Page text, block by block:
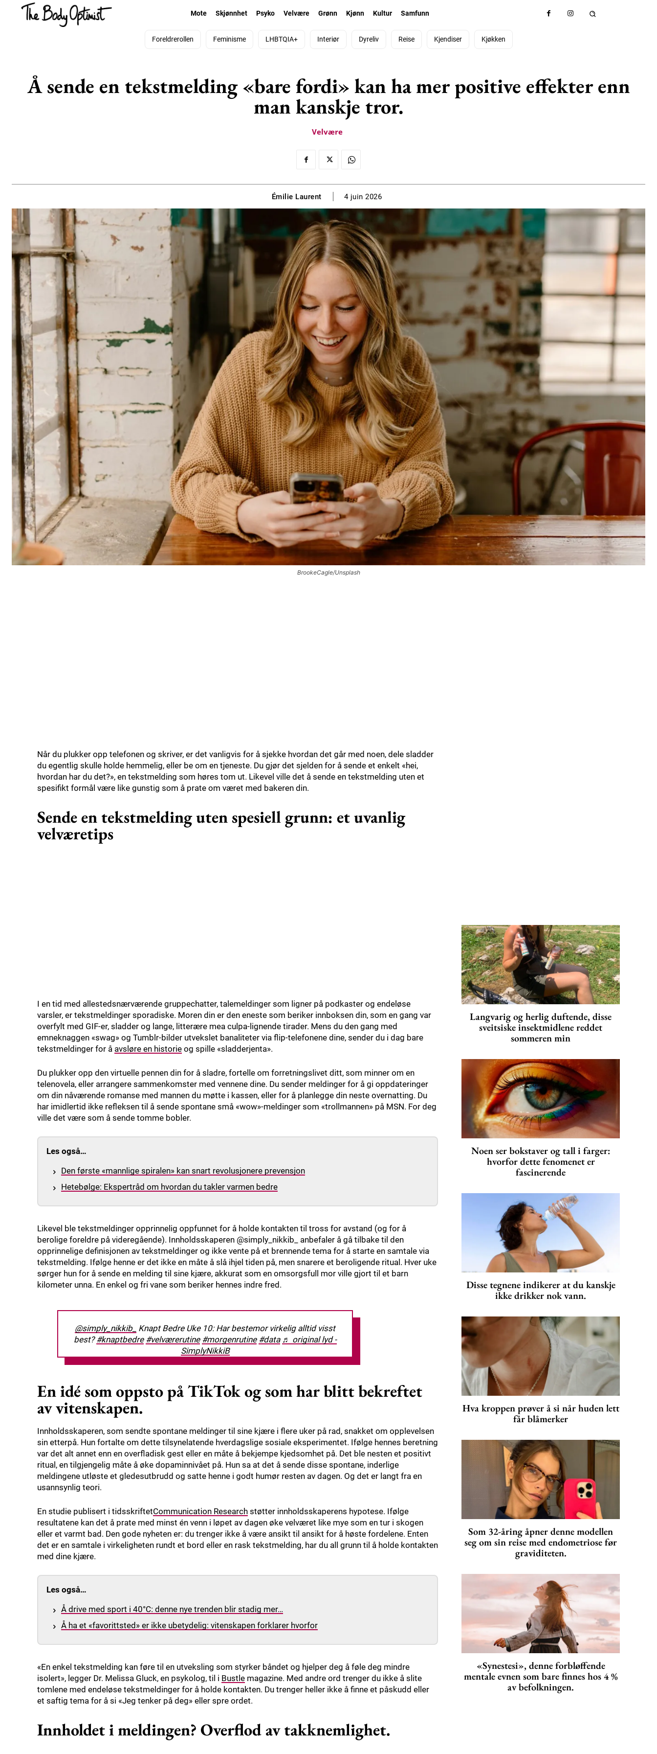
Mote Skjønnhet Psyko Velvære Grønn Kjønn Kultur Samfunn
Foreldrerollen Feminisme LHBTQIA+ Interiør Dyreliv Reise Kjendiser Kjøkken
Å sende en tekstmelding «bare fordi» kan ha mer positive effekter enn
man kanskje tror.
Velvære
Émilie Laurent 4 juin 2026
BrookeCagle/Unsplash
Når du plukker opp telefonen og skriver, er det vanligvis for å sjekke hvordan det går med noen, dele sladder
du egentlig skulle holde hemmelig, eller be om en tjeneste. Du gjør det sjelden for å sende et enkelt «hei,
hvordan har du det?», en tekstmelding som høres tom ut. Likevel ville det å sende en tekstmelding uten et
spesifikt formål være like gunstig som å prate om været med bakeren din.
Sende en tekstmelding uten spesiell grunn: et uvanlig
velværetips
I en tid med allestedsnærværende gruppechatter, talemeldinger som ligner på podkaster og endeløse
varsler, er tekstmeldinger sporadiske. Moren din er den eneste som beriker innboksen din, som en gang var
overfylt med GIF-er, sladder og lange, litterære mea culpa-lignende tirader. Mens du den gang med
emneknaggen «swag» og Tumblr-bilder utvekslet banaliteter via flip-telefonene dine, sender du i dag bare
tekstmeldinger for å avsløre en historie og spille «sladderjenta».
Du plukker opp den virtuelle pennen din for å sladre, fortelle om forretningslivet ditt, som minner om en
telenovela, eller arrangere sammenkomster med vennene dine. Du sender meldinger for å gi oppdateringer
om din nåværende romanse med mannen du møtte i kassen, eller for å planlegge din neste overnatting. Du
har imidlertid ikke refleksen til å sende spontane små «wow»-meldinger som «trollmannen» på MSN. For deg
ville det være som å sende tomme bobler.
Les også…
Den første «mannlige spiralen» kan snart revolusjonere prevensjon
Hetebølge: Ekspertråd om hvordan du takler varmen bedre
Likevel ble tekstmeldinger opprinnelig oppfunnet for å holde kontakten til tross for avstand (og for å
berolige foreldre på videregående). Innholdsskaperen @simply_nikkib_ anbefaler å gå tilbake til den
opprinnelige definisjonen av tekstmeldinger og ikke vente på et brennende tema for å starte en samtale via
tekstmelding. Ifølge henne er det ikke en måte å slå ihjel tiden på, men snarere et beroligende ritual. Hver uke
sørger hun for å sende en melding til sine kjære, akkurat som en omsorgsfull mor ville gjort til et barn
kilometer unna. En enkel og fri vane som beriker hennes indre fred.
@simply_nikkib_ Knapt Bedre Uke 10: Har bestemor virkelig alltid visst
best? #knaptbedre #velværerutine #morgenrutine #data ♬ original lyd -
SimplyNikkiB
En idé som oppsto på TikTok og som har blitt bekreftet
av vitenskapen.
Innholdsskaperen, som sendte spontane meldinger til sine kjære i flere uker på rad, snakket om opplevelsen
sin etterpå. Hun fortalte om dette tilsynelatende hverdagslige sosiale eksperimentet. Ifølge hennes beretning
var det alt annet enn en overfladisk gest eller en måte å bekjempe kjedsomhet på. Det ble nesten et positivt
ritual, en tilgjengelig måte å øke dopaminnivået på. Hun sa at det å sende disse spontane, inderlige
meldingene utløste et gledesutbrudd og satte henne i godt humør resten av dagen. Og det er langt fra en
usannsynlig teori.
En studie publisert i tidsskriftetCommunication Research støtter innholdsskaperens hypotese. Ifølge
resultatene kan det å prate med minst én venn i løpet av dagen øke velværet like mye som en tur i skogen
eller et varmt bad. Den gode nyheten er: du trenger ikke å være ansikt til ansikt for å høste fordelene. Enten
det er en samtale i virkeligheten rundt et bord eller en rask tekstmelding, har du all grunn til å holde kontakten
med dine kjære.
Les også…
Å drive med sport i 40°C: denne nye trenden blir stadig mer…
Å ha et «favorittsted» er ikke ubetydelig: vitenskapen forklarer hvorfor
«En enkel tekstmelding kan føre til en utveksling som styrker båndet og hjelper deg å føle deg mindre
isolert», legger Dr. Melissa Gluck, en psykolog, til i Bustle magazine. Med andre ord trenger du ikke å slite
tomlene med endeløse tekstmeldinger for å holde kontakten. Du trenger heller ikke å finne et påskudd eller
et saftig tema for å si «Jeg tenker på deg» eller spre ordet.
Innholdet i meldingen? Overflod av takknemlighet.
Langvarig og herlig duftende, disse
sveitsiske insektmidlene reddet
sommeren min
Noen ser bokstaver og tall i farger:
hvorfor dette fenomenet er
fascinerende
Disse tegnene indikerer at du kanskje
ikke drikker nok vann.
Hva kroppen prøver å si når huden lett
får blåmerker
Som 32-åring åpner denne modellen
seg om sin reise med endometriose før
graviditeten.
«Synestesi», denne forbløffende
mentale evnen som bare finnes hos 4 %
av befolkningen.